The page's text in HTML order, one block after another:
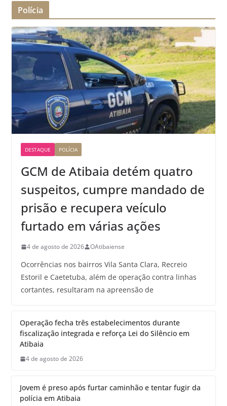
Polícia
DESTAQUE POLÍCIA
GCM de Atibaia detém quatro
suspeitos, cumpre mandado de
prisão e recupera veículo
furtado em várias ações
4 de agosto de 2026 OAtibaiense
Ocorrências nos bairros Vila Santa Clara, Recreio
Estoril e Caetetuba, além de operação contra linhas
cortantes, resultaram na apreensão de
Operação fecha três estabelecimentos durante
fiscalização integrada e reforça Lei do Silêncio em
Atibaia
4 de agosto de 2026
Jovem é preso após furtar caminhão e tentar fugir da
polícia em Atibaia